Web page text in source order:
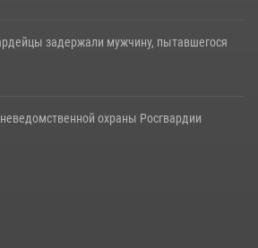
задержали мужчину, пытавшегося
охраны Росгвардии